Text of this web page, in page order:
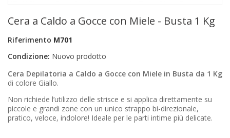
+
FAI DA TE
NOVITÀ
ARTICOLI IN OFFERTA
Cera a Caldo a Gocce con Miele - Busta 1 Kg
Riferimento M701
Condizione: Nuovo prodotto
Cera Depilatoria a Caldo a Gocce con Miele in Busta da 1 Kg
di colore Giallo.
Non richiede l’utilizzo delle strisce e si applica direttamente su
piccole e grandi zone con un unico strappo bi-direzionale,
pratico, veloce, indolore! Ideale per le parti intime più delicate.